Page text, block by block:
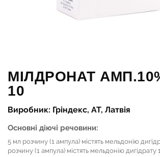
МІЛДРОНАТ
10
Виробник: Гріндекс, АТ, Латвія
Основні діючі речовини:
5 мл розчину (1 ампула) містять мельдонію
розчину (1 ампула) містять мельдонію дигідрату